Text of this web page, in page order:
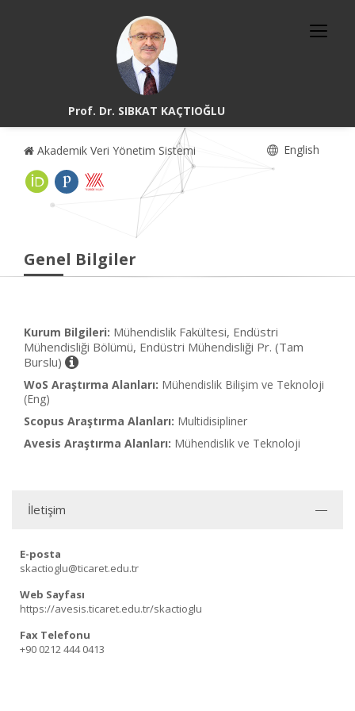
Prof. Dr. SIBKAT KAÇTIOĞLU
Akademik Veri Yönetim Sistemi English
Genel Bilgiler
Kurum Bilgileri: Mühendislik Fakültesi, Endüstri
Mühendisliği Bölümü, Endüstri Mühendisliği Pr. (Tam
Burslu)
WoS Araştırma Alanları: Mühendislik Bilişim ve Teknoloji
(Eng)
Scopus Araştırma Alanları: Multidisipliner
Avesis Araştırma Alanları: Mühendislik ve Teknoloji
İletişim
E-posta
skactioglu@ticaret.edu.tr
Web Sayfası
https://avesis.ticaret.edu.tr/skactioglu
Fax Telefonu
+90 0212 444 0413